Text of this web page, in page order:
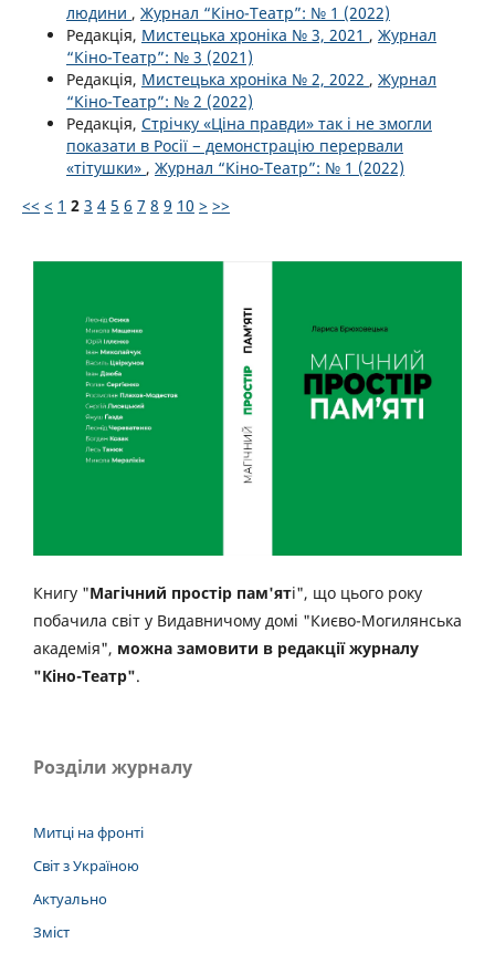
людини , Журнал “Кіно-Театр”: № 1 (2022)
Редакція, Мистецька хроніка № 3, 2021 , Журнал
“Кіно-Театр”: № 3 (2021)
Редакція, Мистецька хроніка № 2, 2022 , Журнал
“Кіно-Театр”: № 2 (2022)
Редакція, Стрічку «Ціна правди» так і не змогли
показати в Росії − демонстрацію перервали
«тітушки» , Журнал “Кіно-Театр”: № 1 (2022)
<< < 1 2 3 4 5 6 7 8 9 10 > >>
Книгу "Магічний простір пам'яті", що цього року
побачила світ у Видавничому домі "Києво-Могилянська
академія", можна замовити в редакції журналу
"Кіно-Театр".
Розділи журналу
Митці на фронті
Світ з Україною
Актуально
Зміст